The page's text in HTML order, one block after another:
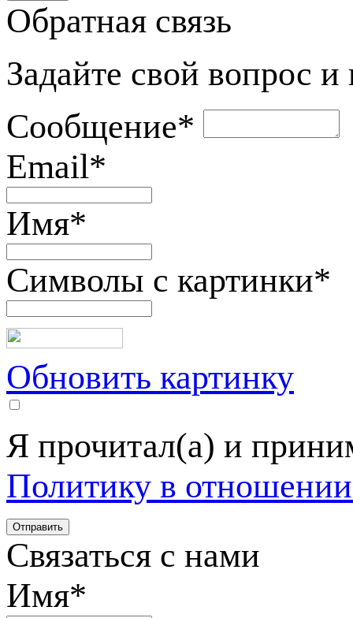
Обратная связь
Задайте свой вопрос
Сообщение*
Email*
Имя*
Символы с картинки*
Обновить картинку
Я прочитал(а) и
Политику в
Связаться с нами
Имя*